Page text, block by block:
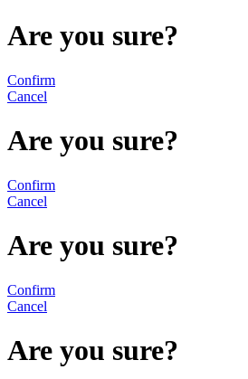
Are you sure?
Confirm
Cancel
Are you sure?
Confirm
Cancel
Are you sure?
Confirm
Cancel
Are you sure?